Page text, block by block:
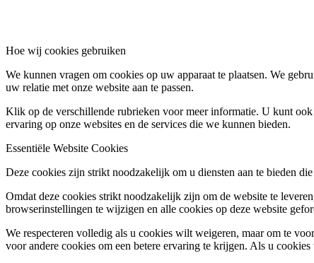
Hoe wij cookies gebruiken
We kunnen vragen om cookies op uw apparaat te plaatsen. We
uw relatie met onze website aan te passen.
Klik op de verschillende rubrieken voor meer informatie. U kunt
ervaring op onze websites en de services die we kunnen bieden.
Essentiële Website Cookies
Deze cookies zijn strikt noodzakelijk om u diensten aan te bieden
Omdat deze cookies strikt noodzakelijk zijn om de website te
browserinstellingen te wijzigen en alle cookies op deze website
We respecteren volledig als u cookies wilt weigeren, maar om te
voor andere cookies om een betere ervaring te krijgen. Als u